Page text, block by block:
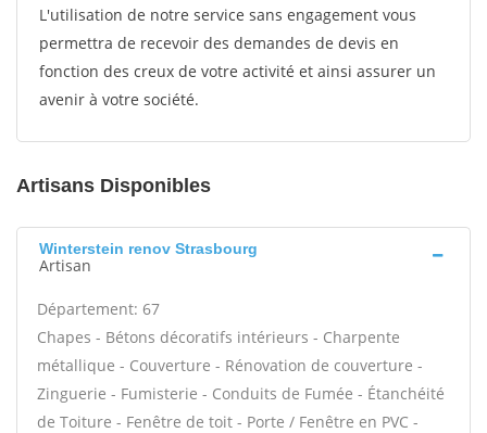
L'utilisation de notre service sans engagement vous
permettra de recevoir des demandes de devis en
fonction des creux de votre activité et ainsi assurer un
avenir à votre société.
Artisans Disponibles
Winterstein renov Strasbourg
Artisan
Département: 67
Chapes - Bétons décoratifs intérieurs - Charpente
métallique - Couverture - Rénovation de couverture -
Zinguerie - Fumisterie - Conduits de Fumée - Étanchéité
de Toiture - Fenêtre de toit - Porte / Fenêtre en PVC -